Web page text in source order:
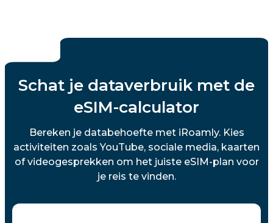
Schat je dataverbruik met de
eSIM-calculator
Bereken je databehoefte met iRoamly. Kies
activiteiten zoals YouTube, sociale media, kaarten
of videogesprekken om het juiste eSIM-plan voor
je reis te vinden.